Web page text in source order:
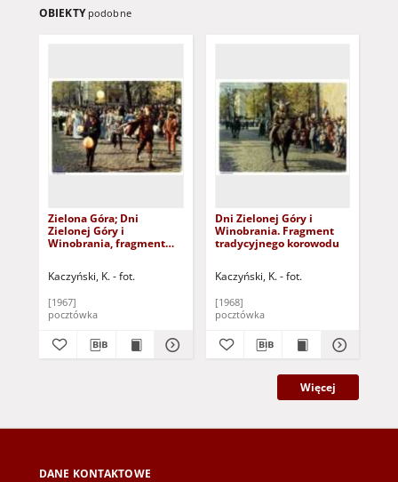
OBIEKTY podobne
Zielona Góra; Dni
Zielonej Góry i
Winobrania, fragment
Kaczyński, K. - fot.
[1967]
pocztówka
Dni Zielonej Góry i
Winobrania. Fragment
tradycyjnego korowodu
Kaczyński, K. - fot.
[1968]
pocztówka
Więcej
DANE KONTAKTOWE